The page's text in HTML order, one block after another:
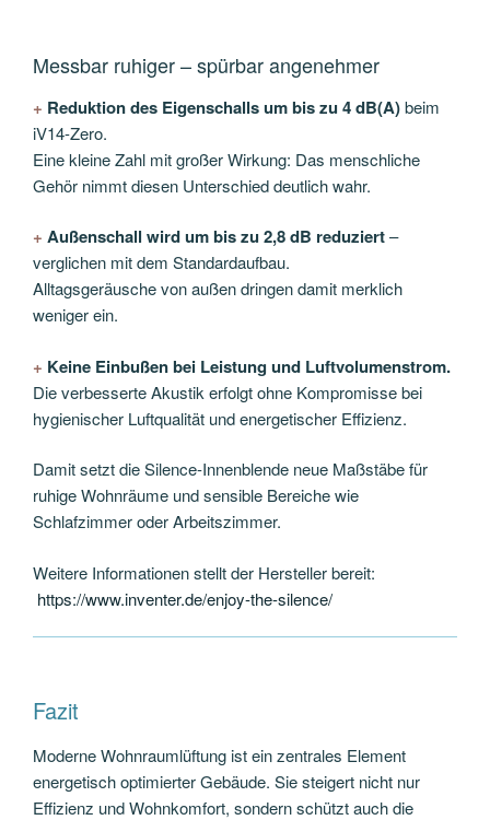
Messbar ruhiger – spürbar angenehmer
+ Reduktion des Eigenschalls um bis zu 4 dB(A)beim
iV14-Zero.
Eine kleine Zahl mit großer Wirkung: Das menschliche
Gehör nimmt diesen Unterschied deutlich wahr.
+ Außenschall wird um bis zu 2,8 dB reduziert–
verglichen mit dem Standardaufbau.
Alltagsgeräusche von außen dringen damit merklich
weniger ein.
+ Keine Einbußen bei Leistung und Luftvolumenstrom.
Die verbesserte Akustik erfolgt ohne Kompromisse bei
hygienischer Luftqualität und energetischer Effizienz.
Damit setzt die Silence-Innenblende neue Maßstäbe für
ruhige Wohnräume und sensible Bereiche wie
Schlafzimmer oder Arbeitszimmer.
Weitere Informationen stellt der Hersteller bereit:
https://www.inventer.de/enjoy-the-silence/
Fazit
Moderne Wohnraumlüftung ist ein zentrales Element
energetisch optimierter Gebäude. Sie steigert nicht nur
Effizienz und Wohnkomfort, sondern schützt auch die